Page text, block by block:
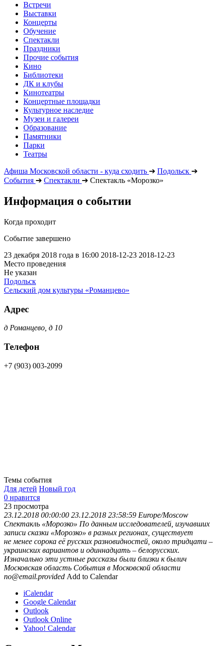
Встречи
Выставки
Концерты
Обучение
Спектакли
Праздники
Прочие события
Кино
Библиотеки
ДК и клубы
Кинотеатры
Концертные площадки
Культурное наследие
Музеи и галереи
Образование
Памятники
Парки
Театры
Афиша Московской области - куда сходить ➔ Подольск ➔
События ➔ Спектакли ➔ Спектакль «Морозко»
Информация о событии
Когда проходит
Событие завершено
23 декабря 2018 года в 16:00 2018-12-23 2018-12-23
Место проведения
Не указан
Подольск
Сельский дом культуры «Романцево»
Адрес
д Романцево, д 10
Телефон
+7 (903) 003-2099
Темы события
Для детей Новый год
0 нравится
23 просмотра
23.12.2018 00:00:00 23.12.2018 23:58:59 Europe/Moscow
Спектакль «Морозко» По данным исследователей, изучавших
записи сказки «Морозко» в разных регионах, существует
не менее сорока её русских разновидностей, около тридцати –
украинских вариантов и одиннадцать – белорусских.
Изначально эти устные рассказы были близки к былич
Московская область События в Московской области
no@email.provided Add to Calendar
iCalendar
Google Calendar
Outlook
Outlook Online
Yahoo! Calendar